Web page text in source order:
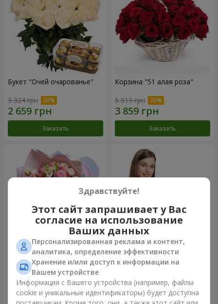
Букет "Очей очарованье"
3 324 грн
Заказать
Корзина "51 алая роза"
5 513 грн
Заказать
Букет "Сказка моей жизни"
2 332 грн
Заказать
Корзина "Ангелочек"
Заказать
Здравствуйте!
Этот сайт запрашивает у Вас
согласие на использование
Ваших данных
Персонализированная реклама и контент,
аналитика, определение эффективности
Хранение и/или доступ к информации на
Вашем устройстве
Информация с Вашего устройства (например, файлы
cookie и уникальные идентификаторы) будет доступна